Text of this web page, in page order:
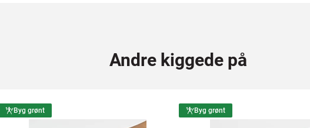
Andre kiggede på
Byg grønt Byg grønt